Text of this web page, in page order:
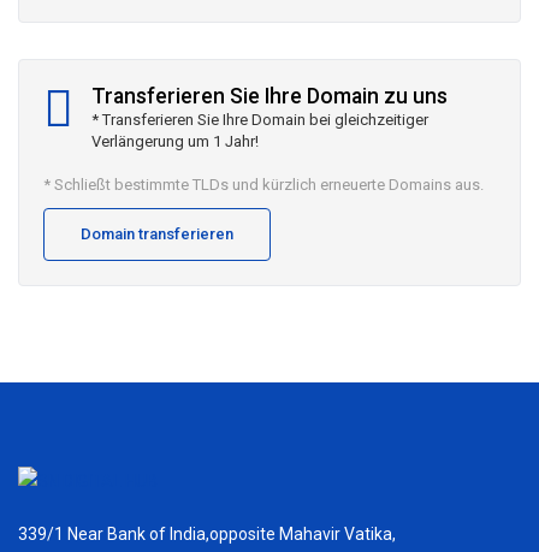
Transferieren Sie Ihre Domain zu uns
* Transferieren Sie Ihre Domain bei gleichzeitiger
Verlängerung um 1 Jahr!
* Schließt bestimmte TLDs und kürzlich erneuerte Domains aus.
Domain transferieren
339/1 Near Bank of India,opposite Mahavir Vatika,